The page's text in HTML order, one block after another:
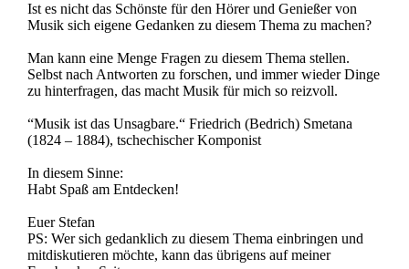
Ist es nicht das Schönste für den Hörer und Genießer von
Musik sich eigene Gedanken zu diesem Thema zu machen?
Man kann eine Menge Fragen zu diesem Thema stellen.
Selbst nach Antworten zu forschen, und immer wieder Dinge
zu hinterfragen, das macht Musik für mich so reizvoll.
“Musik ist das Unsagbare.“ Friedrich (Bedrich) Smetana
(1824 – 1884), tschechischer Komponist
In diesem Sinne:
Habt Spaß am Entdecken!
Euer Stefan
PS: Wer sich gedanklich zu diesem Thema einbringen und
mitdiskutieren möchte, kann das übrigens auf meiner